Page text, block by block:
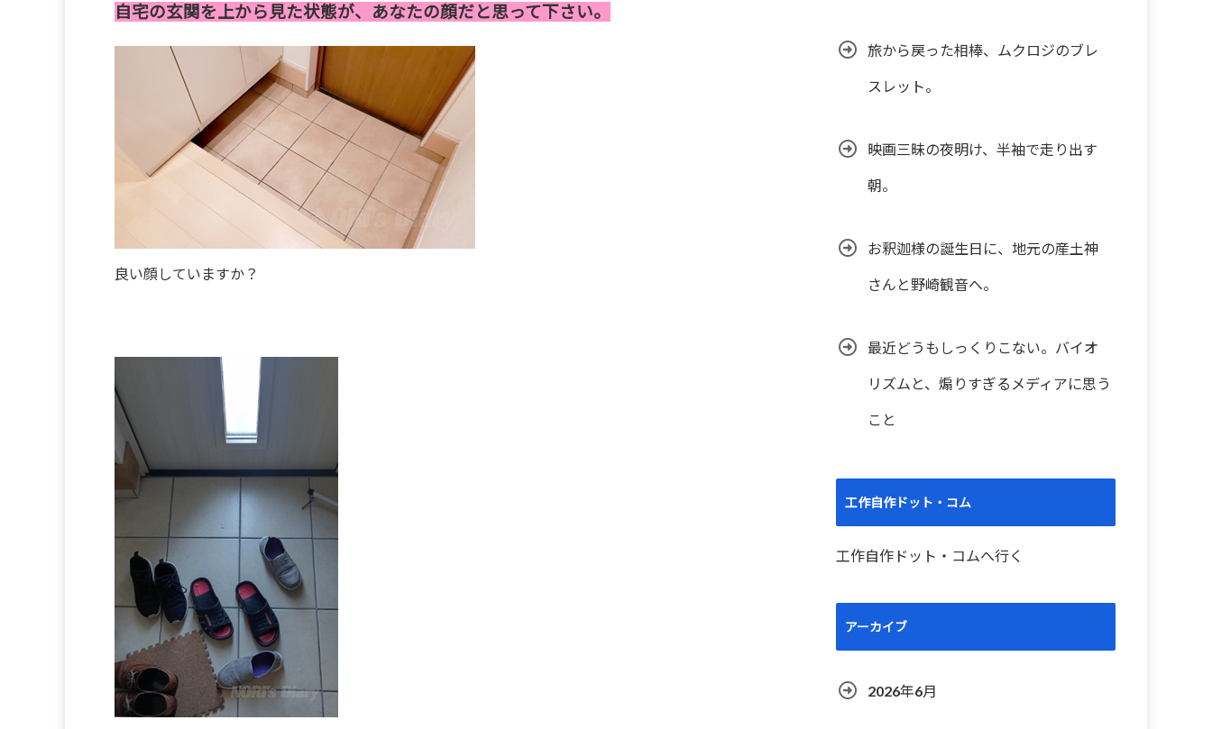
自宅の玄関を上から見た状態が、あなたの顔だと思って下さい。
良い顔していますか？
旅から戻った相棒、ムクロジのブレ
スレット。
映画三昧の夜明け、半袖で走り出す
朝。
お釈迦様の誕生日に、地元の産土神
さんと野崎観音へ。
最近どうもしっくりこない。バイオ
リズムと、煽りすぎるメディアに思う
こと
工作自作ドット・コム
工作自作ドット・コムへ行く
アーカイブ
2026年6月